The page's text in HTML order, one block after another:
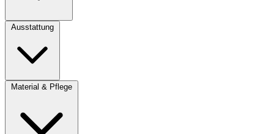
Ausstattung
Material & Pflege